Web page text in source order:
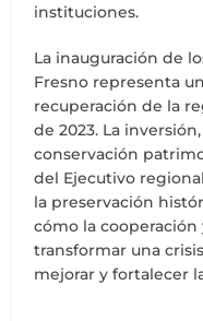
instituciones.
La inauguración de
Fresno representa
recuperación de la
de 2023. La
conservación
del Ejecutivo
la preservación
cómo la
transformar una
mejorar y fortalecer